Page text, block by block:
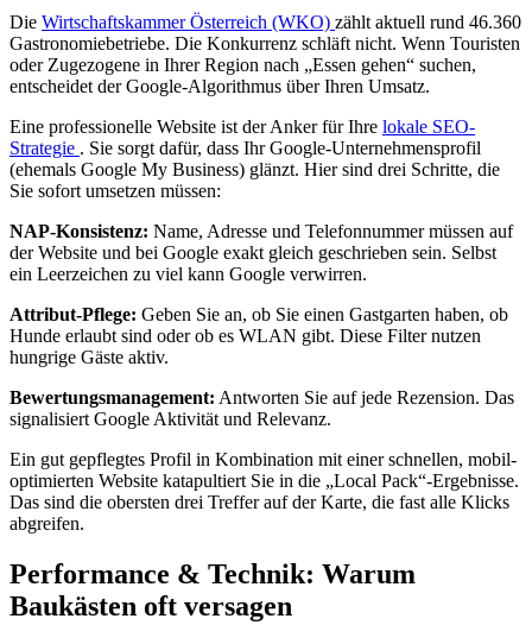
Die Wirtschaftskammer Österreich (WKO) zählt aktuell rund 46.360
Gastronomiebetriebe. Die Konkurrenz schläft nicht. Wenn Touristen
oder Zugezogene in Ihrer Region nach „Essen gehen“ suchen,
entscheidet der Google-Algorithmus über Ihren Umsatz.
Eine professionelle Website ist der Anker für Ihre lokale SEO-
Strategie . Sie sorgt dafür, dass Ihr Google-Unternehmensprofil
(ehemals Google My Business) glänzt. Hier sind drei Schritte, die
Sie sofort umsetzen müssen:
NAP-Konsistenz: Name, Adresse und Telefonnummer müssen auf
der Website und bei Google exakt gleich geschrieben sein. Selbst
ein Leerzeichen zu viel kann Google verwirren.
Attribut-Pflege: Geben Sie an, ob Sie einen Gastgarten haben, ob
Hunde erlaubt sind oder ob es WLAN gibt. Diese Filter nutzen
hungrige Gäste aktiv.
Bewertungsmanagement: Antworten Sie auf jede Rezension. Das
signalisiert Google Aktivität und Relevanz.
Ein gut gepflegtes Profil in Kombination mit einer schnellen, mobil-
optimierten Website katapultiert Sie in die „Local Pack“-Ergebnisse.
Das sind die obersten drei Treffer auf der Karte, die fast alle Klicks
abgreifen.
Performance & Technik: Warum
Baukästen oft versagen